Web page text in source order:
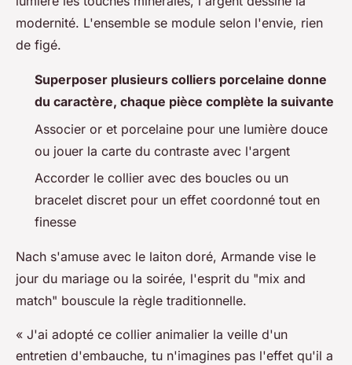
modernité. L'ensemble se module selon l'envie, rien
de figé.
Superposer plusieurs colliers porcelaine donne
du caractère, chaque pièce complète la suivante
Associer or et porcelaine pour une lumière douce
ou jouer la carte du contraste avec l'argent
Accorder le collier avec des boucles ou un
bracelet discret pour un effet coordonné tout en
finesse
Nach s'amuse avec le laiton doré, Armande vise le
jour du mariage ou la soirée, l'esprit du "mix and
match" bouscule la règle traditionnelle.
« J'ai adopté ce collier animalier la veille d'un
entretien d'embauche, tu n'imagines pas l'effet qu'il a